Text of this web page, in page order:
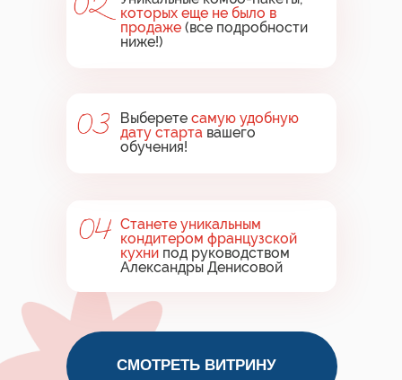
Станете уникальным
кондитером французской
кухни под руководством
Александры Денисовой
которых еще не было в
продаже (все подробности
ниже!)
Выберете самую удобную
дату старта вашего
обучения!
СМОТРЕТЬ ВИТРИНУ